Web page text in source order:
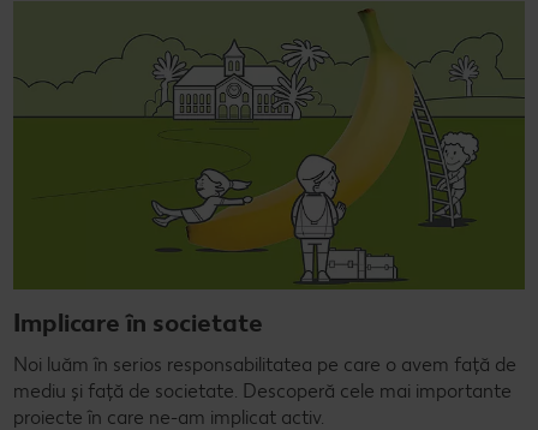
Implicare în societate
Noi luăm în serios responsabilitatea pe care o avem față de
mediu și față de societate. Descoperă cele mai importante
proiecte în care ne-am implicat activ.